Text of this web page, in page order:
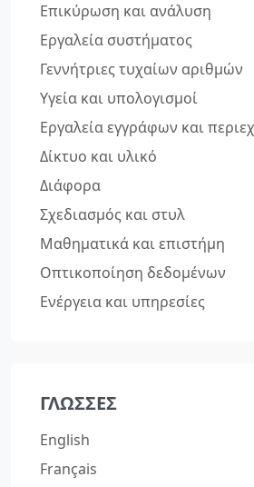
Επικύρωση και ανάλυση
Εργαλεία συστήματος
Γεννήτριες τυχαίων αριθμών
Υγεία και υπολογισμοί
Εργαλεία εγγράφων και
Δίκτυο και υλικό
Διάφορα
Σχεδιασμός και στυλ
Μαθηματικά και επιστήμη
Οπτικοποίηση δεδομένων
Ενέργεια και υπηρεσίες
ΓΛΏΣΣΕΣ
English
Français